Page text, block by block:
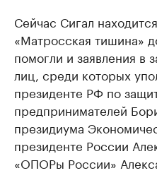
Сейчас Сигал
«Матросская тишина»
помогли и заявления в
лиц, среди которых
президенте РФ по
предпринимателей
президиума
президенте России
«ОПОРы России»